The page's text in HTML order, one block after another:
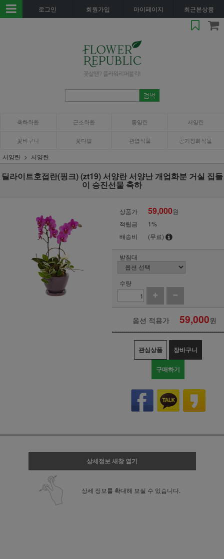
로그인 회원가입 마이페이지 최근본상품
축하화환 근조화환 동양란 서양란
꽃바구니 꽃다발 관엽식물 공기정화식물
서양란 서양란
딜라이트호접란(핑크) (zt19) 서양란 서양난 개업화분 거실 집들
이 승진선물 축하
상품가 59,000원
적립금
1%
배송비
(무료)
받침대
수량
옵션 적용가 59,000원
관심상품 장바구니
구매하기
상세정보 새창 열기
상세 정보를 확대해 보실 수 있습니다.